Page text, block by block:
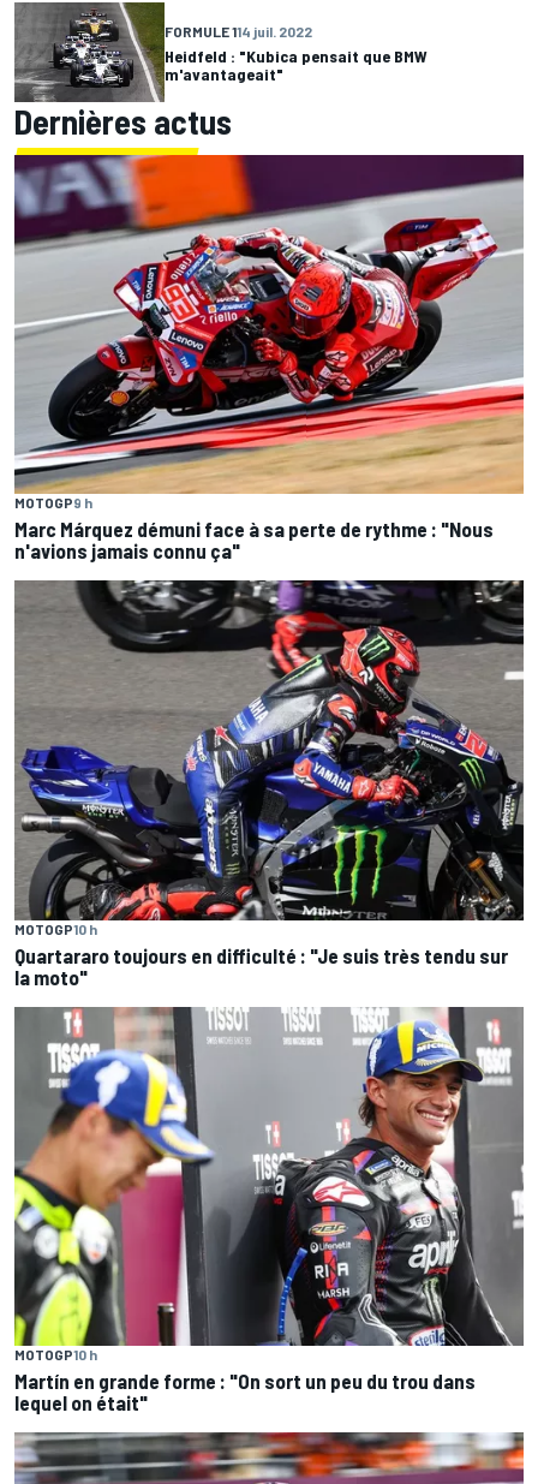
FORMULE 114 juil. 2022
Heidfeld : "Kubica pensait que BMW
m'avantageait"
Dernières actus
MOTOGP9 h
Marc Márquez démuni face à sa perte de rythme : "Nous
n'avions jamais connu ça"
MOTOGP10 h
Quartararo toujours en difficulté : "Je suis très tendu sur
la moto"
MOTOGP10 h
Martín en grande forme : "On sort un peu du trou dans
lequel on était"